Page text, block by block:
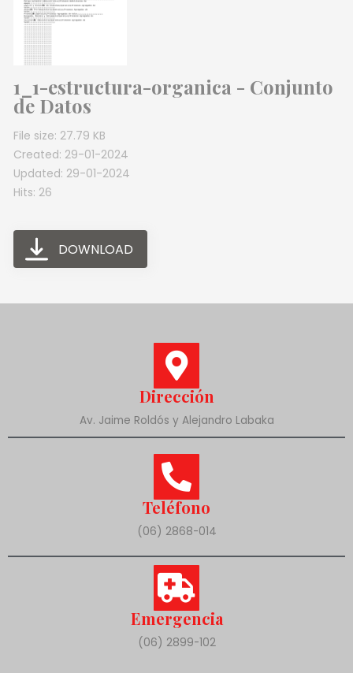
1_1-estructura-organica - Conjunto
de Datos
File size: 27.79 KB
Created: 29-01-2024
Updated: 29-01-2024
Hits: 26
DOWNLOAD
Dirección
Av. Jaime Roldós y Alejandro Labaka
Teléfono
(06) 2868-014
Emergencia
(06) 2899-102